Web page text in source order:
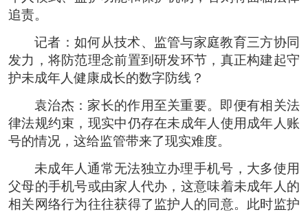
追责。
记者：如何从技术、监管与家庭教育三方协同
发力，将防范理念前置到研发环节，真正构建起守
护未成年人健康成长的数字防线？
袁治杰：家长的作用至关重要。即便有相关法
律法规约束，现实中仍存在未成年人使用成年人账
号的情况，这给监管带来了现实难度。
未成年人通常无法独立办理手机号，大多使用
父母的手机号或由家人代办，这意味着未成年人的
相关网络行为往往获得了监护人的同意。此时监护